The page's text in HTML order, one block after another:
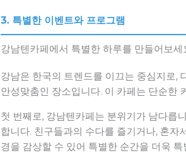
3. 특별한 이벤트와 프로그램
강남텐카페에서 특별한 하루를 만들어보세
강남은 한국의 트렌드를 이끄는 중심지로,
안성맞춤인 장소입니다. 이 카페는 단순한
첫 번째로, 강남텐카페는 분위기가 남다릅
합니다. 친구들과의 수다를 즐기거나, 혼
경을 감상할 수 있어 특별한 순간을 더욱